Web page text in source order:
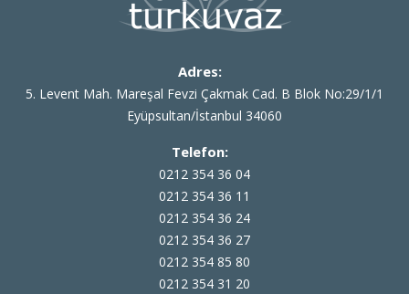
Adres:
5. Levent Mah. Mareşal Fevzi Çakmak Cad. B Blok No:29/1/1
Eyüpsultan/İstanbul 34060
Telefon:
0212 354 36 04
0212 354 36 11
0212 354 36 24
0212 354 36 27
0212 354 85 80
0212 354 31 20